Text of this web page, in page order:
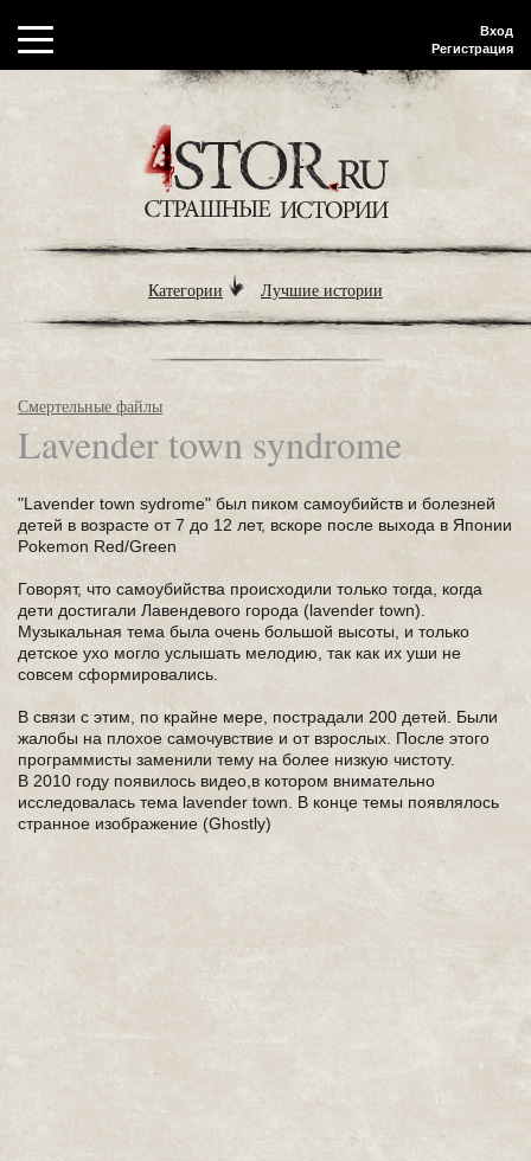
Вход
Регистрация
Категории Лучшие истории
Смертельные файлы
Lavender town syndrome
"Lavender town sydrome" был пиком самоубийств и болезней
детей в возрасте от 7 до 12 лет, вскоре после выхода в Японии
Pokemon Red/Green
Говорят, что самоубийства происходили только тогда, когда
дети достигали Лавендевого города (lavender town).
Музыкальная тема была очень большой высоты, и только
детское ухо могло услышать мелодию, так как их уши не
совсем сформировались.
В связи с этим, по крайне мере, пострадали 200 детей. Были
жалобы на плохое самочувствие и от взрослых. После этого
программисты заменили тему на более низкую чистоту.
В 2010 году появилось видео,в котором внимательно
исследовалась тема lavender town. В конце темы появлялось
странное изображение (Ghostly)